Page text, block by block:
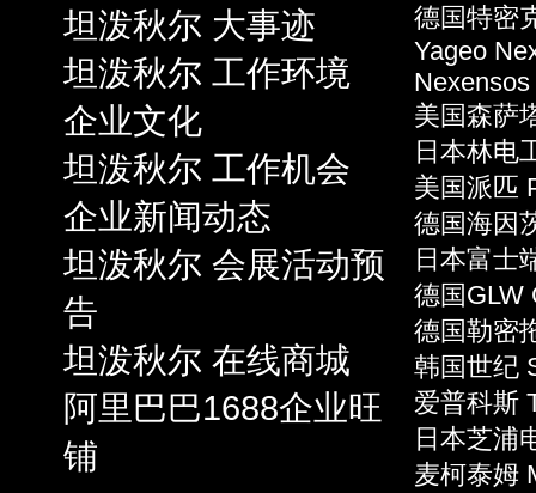
坦泼秋尔 大事迹
坦泼秋尔 工作环境
企业文化
坦泼秋尔 工作机会
企业新闻动态
坦泼秋尔 会展活动预
告
坦泼秋尔 在线商城
阿里巴巴1688企业旺
铺
德国特密
Yageo
Nexensos
美国森萨
日本林电
美国派匹
德国海因
日本富士
德国GLW
德国勒密
韩国世纪
爱普科斯
日本芝浦
麦柯泰姆